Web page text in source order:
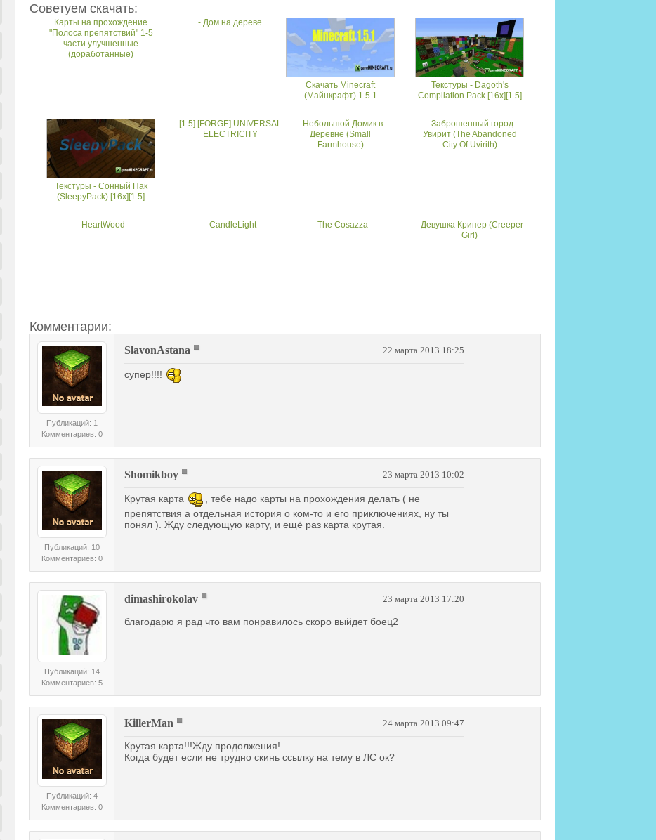
Советуем скачать:
Карты на прохождение
"Полоса препятствий" 1-5
части улучшенные
(доработанные)
- Дом на дереве
Скачать Minecraft
(Майнкрафт) 1.5.1
Текстуры - Dagoth's
Compilation Pack [16x][1.5]
Текстуры - Сонный Пак
(SleepyPack) [16x][1.5]
[1.5] [FORGE] UNIVERSAL
ELECTRICITY
- Небольшой Домик в
Деревне (Small
Farmhouse)
- Заброшенный город
Увирит (The Abandoned
City Of Uvirith)
- HeartWood - CandleLight - The Cosazza
- Девушка Крипер (Creeper
Girl)
Комментарии:
Публикаций: 1
Комментариев: 0
SlavonAstana 22 марта 2013 18:25
супер!!!!
Публикаций: 10
Комментариев: 0
Shomikboy 23 марта 2013 10:02
Крутая карта
, тебе надо карты на прохождения делать ( не
препятствия а отдельная история о ком-то и его приключениях, ну ты
понял ). Жду следующую карту, и ещё раз карта крутая.
Публикаций: 14
Комментариев: 5
dimashirokolav 23 марта 2013 17:20
благодарю я рад что вам понравилось скоро выйдет боец2
Публикаций: 4
Комментариев: 0
KillerMan 24 марта 2013 09:47
Крутая карта!!!Жду продолжения!
Когда будет если не трудно скинь ссылку на тему в ЛС ок?